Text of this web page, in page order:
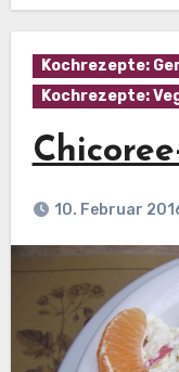
Kochrezepte:
Kochrezepte:
10. Februar